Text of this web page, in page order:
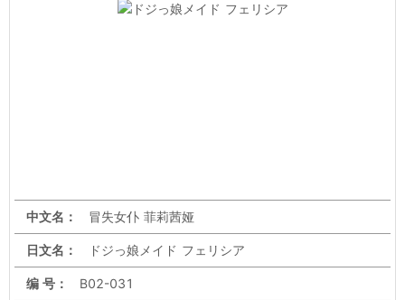
中文名： 冒失女仆 菲莉茜娅
日文名： ドジっ娘メイド フェリシア
编 号： B02-031